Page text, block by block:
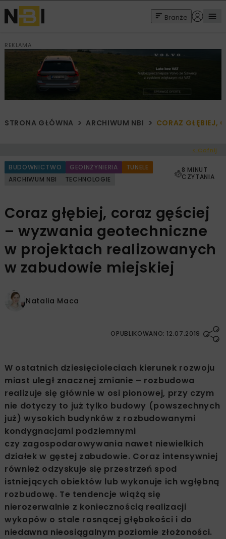
Branże
REKLAMA
STRONA GŁÓWNA ARCHIWUM NBI CORAZ GŁĘBIEJ,
< Cofnij
BUDOWNICTWO GEOINŻYNIERIA
TUNELE
ARCHIWUM NBI
TECHNOLOGIE
8 MINUT
CZYTANIA
Coraz głębiej, coraz gęściej
– wyzwania geotechniczne
w projektach realizowanych
w zabudowie miejskiej
Natalia Maca
OPUBLIKOWANO: 12.07.2019
W ostatnich dziesięcioleciach kierunek rozwoju
miast uległ znacznej zmianie – rozbudowa
realizuje się głównie w osi pionowej, przy czym
nie dotyczy to już tylko budowy (powszechnych
już) wysokich budynków z rozbudowanymi
kondygnacjami podziemnymi
czy zagospodarowywania nawet niewielkich
działek w gęstej zabudowie. Coraz intensywniej
również odzyskuje się przestrzeń spod
istniejących obiektów lub wykonuje ich wgłębną
rozbudowę. Te tendencje wiążą się
nierozerwalnie z koniecznością realizacji
wykopów o stale rosnącej głębokości i do
niedawna nieosiągalnym poziomie złożoności.